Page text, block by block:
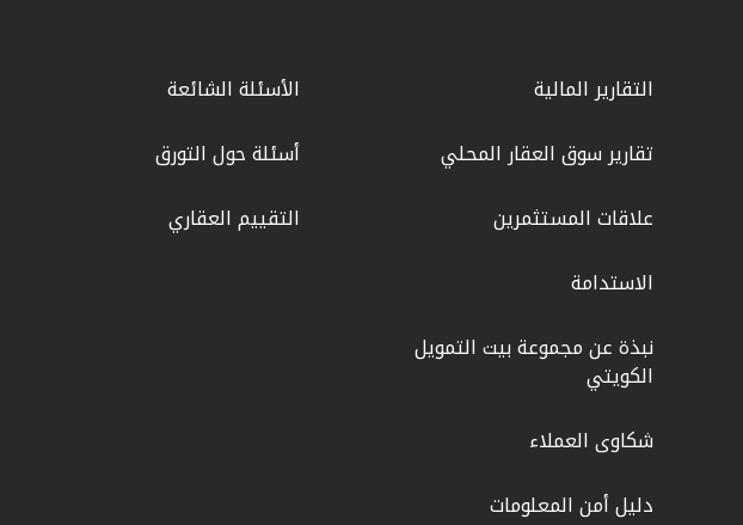
التقارير المالية
تقارير سوق العقار المحلي
علاقات المستثمرين
الاستدامة
نبذة عن مجموعة بيت التمويل
الكويتي
شكاوى العملاء
دليل أمن المعلومات
الأسئلة الشائعة
أسئلة حول التورق
التقييم العقاري